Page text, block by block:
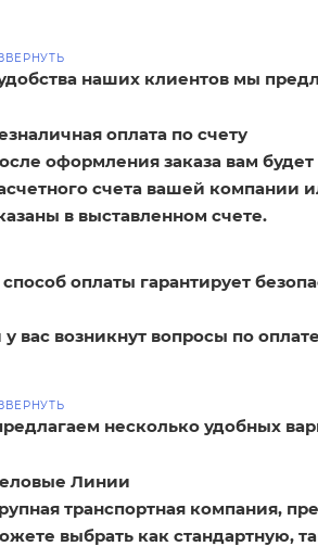
наших клиентов мы
оплата по счету
оформления заказа вам
счета вашей компании
в выставленном счете.
способ оплаты гарантирует
у вас возникнут вопросы по
несколько удобных
Линии
транспортная компания,
выбрать как стандартную,